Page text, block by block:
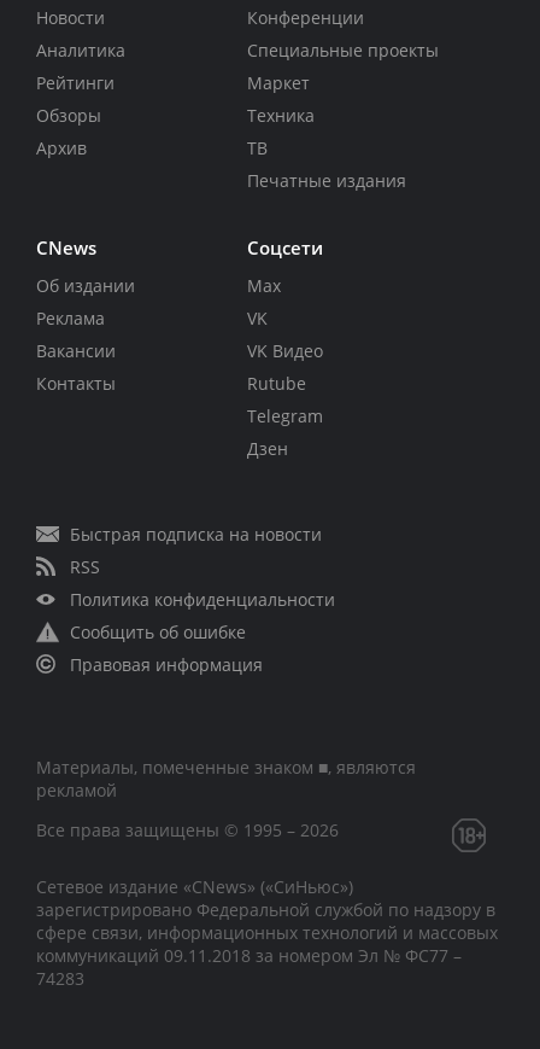
Новости
Аналитика
Рейтинги
Обзоры
Архив
Конференции
Специальные проекты
Маркет
Техника
ТВ
Печатные издания
CNews
Об издании
Реклама
Вакансии
Контакты
Соцсети
Max
VK
VK Видео
Rutube
Telegram
Дзен
Быстрая подписка на новости
RSS
Политика конфиденциальности
Сообщить об ошибке
Правовая информация
Материалы, помеченные знаком ■, являются
рекламой
Все права защищены © 1995 – 2026
Сетевое издание «CNews» («СиНьюс»)
зарегистрировано Федеральной службой по надзору в
сфере связи, информационных технологий и массовых
коммуникаций 09.11.2018 за номером Эл № ФС77 –
74283